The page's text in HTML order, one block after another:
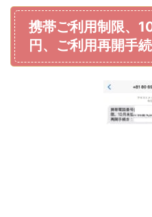
携帯ご利用制限、
円、ご利用再開手